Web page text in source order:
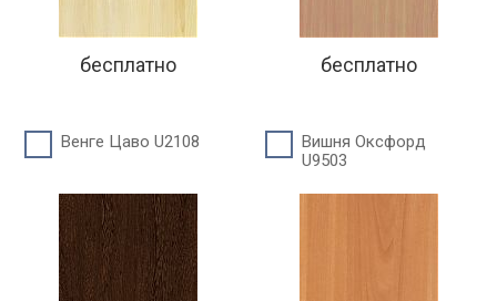
бесплатно бесплатно
Венге Цаво U2108
Вишня Оксфорд
U9503